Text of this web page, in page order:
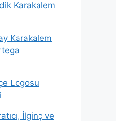
Karakalem
Karakalem
Logosu
İlginç ve